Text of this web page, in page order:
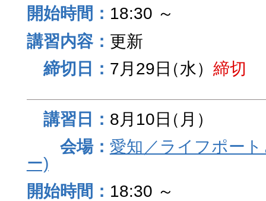
18:30 ～
更新
7月29日（水） 締切
8月10日（月）
愛知／ライフポー
ー)
18:30 ～